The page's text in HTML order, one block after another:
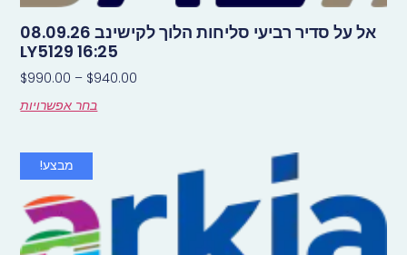
אל על סדיר רביעי סליחות הלוך לקישינב 08.09.26
LY5129 16:25
$940.00
–
$990.00
בחר אפשרויות
מבצע!